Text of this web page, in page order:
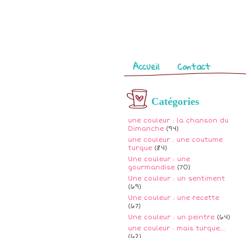
Pages
Accueil Contact
Catégories
une couleur : la chanson du
Dimanche (94)
une couleur : une coutume
turque (84)
Une couleur : une
gourmandise (70)
Une couleur : un sentiment
(69)
Une couleur : une recette
(67)
Une couleur : un peintre (64)
une couleur : mais turque...